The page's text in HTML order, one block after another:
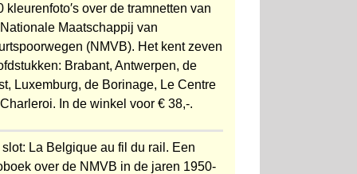
kleurenfoto′s over de tramnetten van
Maatschappij van
(NMVB). Het kent zeven
Brabant, Antwerpen, de
Luxemburg, de Borinage, Le Centre
In de winkel voor € 38,-.
slot: La Belgique au fil du rail. Een
over de NMVB in de jaren 1950-